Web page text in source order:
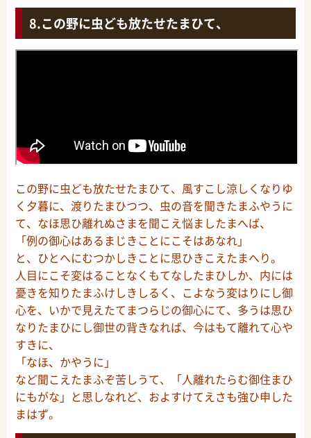
この野に虫ども放たせたまひて、
この野に虫ども放たせたまひて、風すこし涼しくなりゆ
く夕暮に、渡りたまひつつ、虫の音を聞きたまふやうに
て、なほ思ひ離れぬさまを聞こえ悩ましたまへば、
「例の御心はあるまじきことにこそはあなれ」
と、ひとへにむつかしきことに思ひきこえたまへり。
人目にこそ変はることなくもてなしたまひしか、内には
憂きを知りたまふけしきしるく、こよなう変はりにし御
心を、いかで見えたてまつらじの御心にて、多うは思ひ
なりたまひにし御世の背きなれば、今はもて離れて心や
すきに、
「なほ、かやうに」
など聞こえたまふぞ苦しうて、「人離れたらむ御住まひ
にもがな」と思しなれど、およすけてえさも強ひ申した
まはず。